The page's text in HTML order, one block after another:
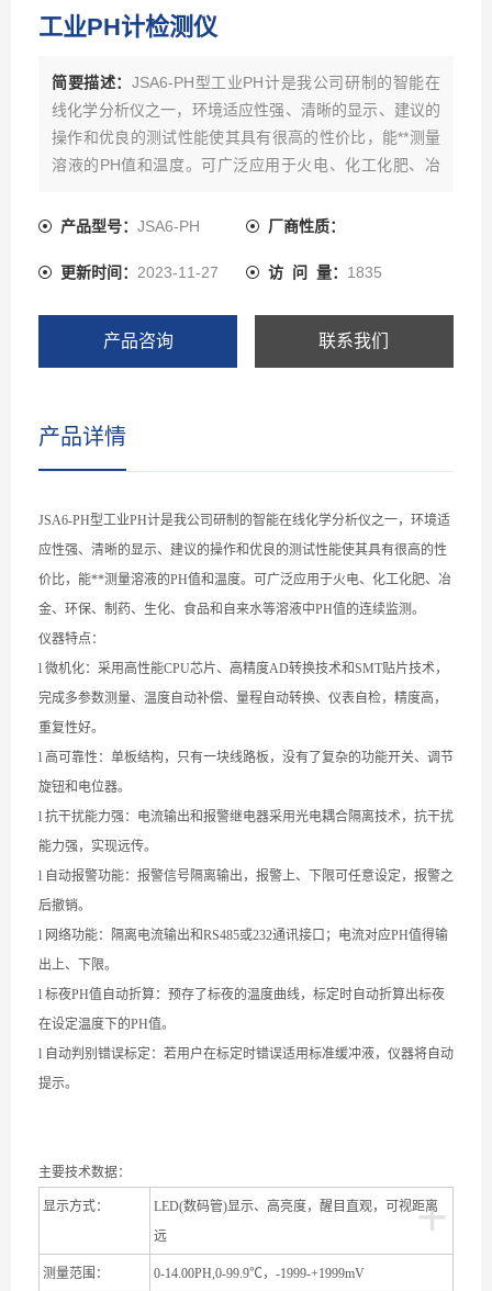
工业PH计检测仪
简要描述： JSA6-PH型工业PH计是我公司研制的智能在
线化学分析仪之一，环境适应性强、清晰的显示、建议的
操作和优良的测试性能使其具有很高的性价比，能**测量
溶液的PH值和温度。可广泛应用于火电、化工化肥、冶
连续监测。
产品型号： JSA6-PH 厂商性质：
更新时间： 2023-11-27 访 问 量： 1835
产品咨询 联系我们
产品详情
JSA6-PH型工业PH计是我公司研制的智能在线化学分析仪之一，环境适
应性强、清晰的显示、建议的操作和优良的测试性能使其具有很高的性
价比，能**测量溶液的PH值和温度。可广泛应用于火电、化工化肥、冶
金、环保、制药、生化、食品和自来水等溶液中PH值的连续监测。
仪器特点：
l 微机化：采用高性能CPU芯片、高精度AD转换技术和SMT贴片技术，
完成多参数测量、温度自动补偿、量程自动转换、仪表自检，精度高，
重复性好。
l 高可靠性：单板结构，只有一块线路板，没有了复杂的功能开关、调节
旋钮和电位器。
l 抗干扰能力强：电流输出和报警继电器采用光电耦合隔离技术，抗干扰
能力强，实现远传。
l 自动报警功能：报警信号隔离输出，报警上、下限可任意设定，报警之
后撤销。
l 网络功能：隔离电流输出和RS485或232通讯接口；电流对应PH值得输
出上、下限。
l 标夜PH值自动折算：预存了标夜的温度曲线，标定时自动折算出标夜
在设定温度下的PH值。
l 自动判别错误标定：若用户在标定时错误适用标准缓冲液，仪器将自动
提示。
主要技术数据：
+
显示方式： LED(数码管)显示、高亮度，醒目直观，可视距离
远
测量范围： 0-14.00PH,0-99.9℃， -1999-+1999mV